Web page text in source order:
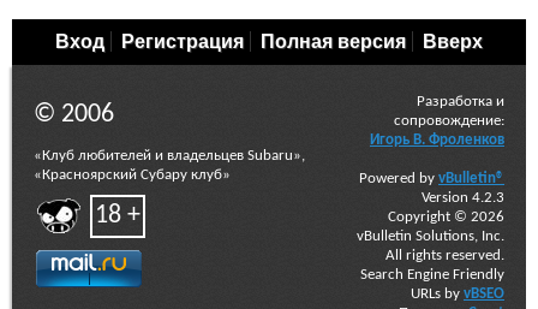
Вход Регистрация Полная версия Вверх
© 2006
«Клуб любителей и владельцев Subaru»,
«Красноярский Субару клуб»
18 +
Разработка и
сопровождение:
Игорь В. Фроленков
Powered by vBulletin®
Version 4.2.3
Copyright © 2026
vBulletin Solutions, Inc.
All rights reserved.
Search Engine Friendly
URLs by vBSEO